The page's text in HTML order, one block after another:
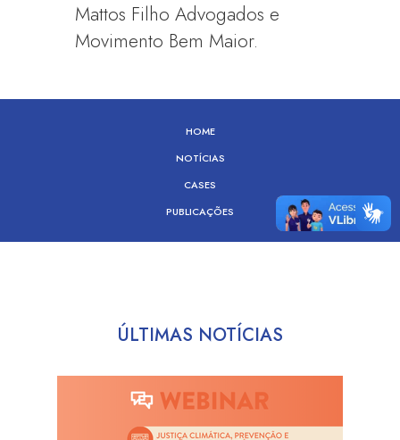
Mattos Filho Advogados e
Movimento Bem Maior.
HOME
NOTÍCIAS
CASES
PUBLICAÇÕES
ÚLTIMAS NOTÍCIAS